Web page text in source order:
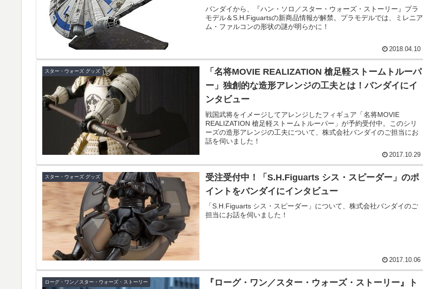
バンダイから、『ハン・ソロ／スター・ウォーズ・ストーリー』プラ
モデル＆S.H.Figuartsの新商品情報が解禁。プラモデルでは、ミレニア
ム・ファルコンの形状の謎が明らかに！
2018.04.10
スター・ウォーズ グッズ
「名将MOVIE REALIZATION 槍足軽ストームトルーパ
ー」独創的な造形アレンジの工夫とは！バンダイにイ
ンタビュー
戦国武将をイメージしてアレンジしたフィギュア「名将MOVIE
REALIZATION 槍足軽ストームトルーパー」が予約受付中。このシリ
ーズの造形アレンジの工夫について、株式会社バンダイのご担当にお
話を伺いました！
2017.10.29
スター・ウォーズ グッズ
受注受付中！「S.H.Figuarts シス・スピーダー」のポ
イントをバンダイにインタビュー
「S.H.Figuarts シス・スピーダー」について、株式会社バンダイのご
担当にお話を伺いました！
2017.10.06
ローグ・ワン／スター・ウォーズ・ストーリー
『ローグ・ワン／スター・ウォーズ・ストーリー』ト